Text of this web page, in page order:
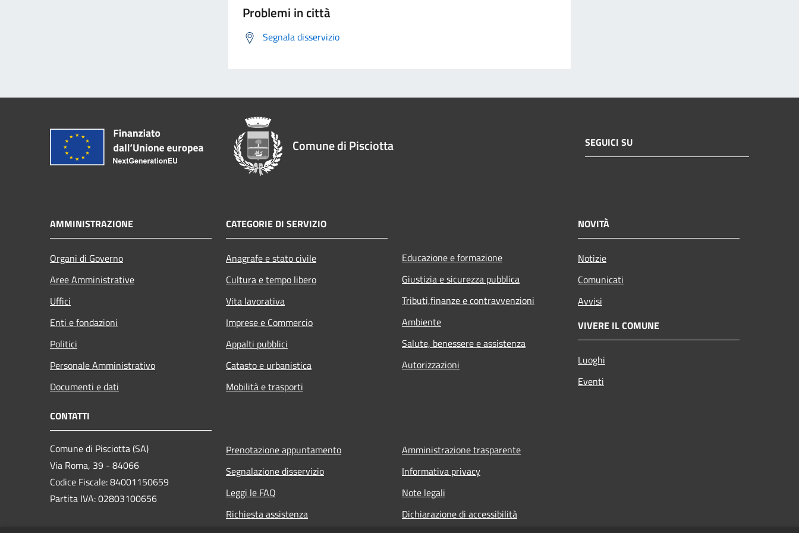
Problemi in città
Segnala disservizio
Comune di Pisciotta SEGUICI SU
AMMINISTRAZIONE
Organi di Governo
Aree Amministrative
Uffici
Enti e fondazioni
Politici
Personale Amministrativo
Documenti e dati
CATEGORIE DI SERVIZIO
Anagrafe e stato civile
Cultura e tempo libero
Vita lavorativa
Imprese e Commercio
Appalti pubblici
Catasto e urbanistica
Mobilità e trasporti
Educazione e formazione
Giustizia e sicurezza pubblica
Tributi,finanze e contravvenzioni
Ambiente
Salute, benessere e assistenza
Autorizzazioni
NOVITÀ
Notizie
Comunicati
Avvisi
VIVERE IL COMUNE
Luoghi
Eventi
CONTATTI
Comune di Pisciotta (SA)
Via Roma, 39 - 84066
Codice Fiscale: 84001150659
Partita IVA: 02803100656
Prenotazione appuntamento
Segnalazione disservizio
Leggi le FAQ
Richiesta assistenza
Amministrazione trasparente
Informativa privacy
Note legali
Dichiarazione di accessibilità